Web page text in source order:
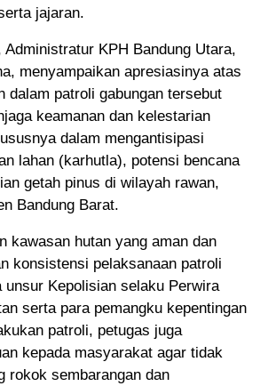
jajaran.
KPH Bandung Utara,
menyampaikan apresiasinya atas
dalam patroli gabungan tersebut
keamanan dan kelestarian
dalam mengantisipasi
lahan (karhutla), potensi bencana
getah pinus di wilayah rawan,
Bandung Barat.
kawasan hutan yang aman dan
konsistensi pelaksanaan patroli
unsur Kepolisian selaku Perwira
serta para pemangku kepentingan
patroli, petugas juga
kepada masyarakat agar tidak
rokok sembarangan dan